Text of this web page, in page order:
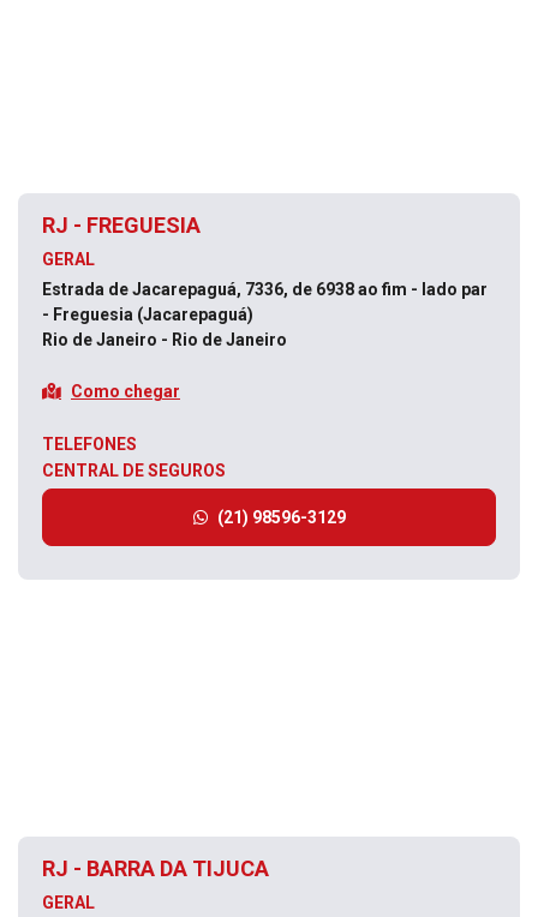
RJ - FREGUESIA
GERAL
Estrada de Jacarepaguá, 7336, de 6938 ao fim - lado par
- Freguesia (Jacarepaguá)
Rio de Janeiro - Rio de Janeiro
Como chegar
TELEFONES
CENTRAL DE SEGUROS
(21) 98596-3129
RJ - BARRA DA TIJUCA
GERAL